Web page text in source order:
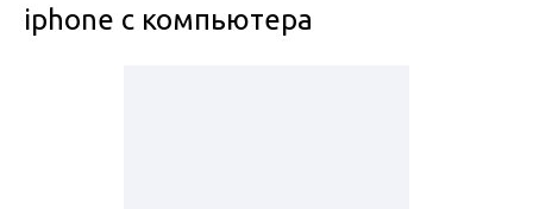
iphone с компьютера